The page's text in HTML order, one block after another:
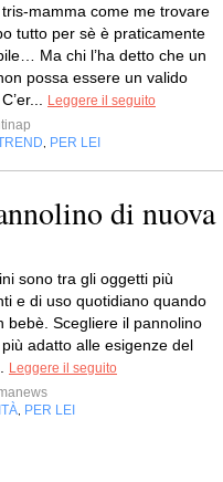
mamma come me trovare
tutto per sè è praticamente
Ma chi l’ha detto che un
possa essere un valido
Leggere il seguito
PER LEI
di nuova
sono tra gli oggetti più
e di uso quotidiano quando
bebè. Scegliere il pannolino
adatto alle esigenze del
Leggere il seguito
PER LEI